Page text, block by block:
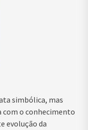
simbólica, mas
com o conhecimento
evolução da